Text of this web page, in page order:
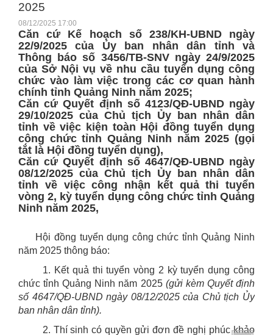
2025
08/12/2025 17:00
Căn cứ Kế hoạch số 238/KH-UBND ngày
22/9/2025 của Ủy ban nhân dân tỉnh và
Thông báo số 3456/TB-SNV ngày 24/9/2025
của Sở Nội vụ về nhu cầu tuyển dụng công
chức vào làm việc trong các cơ quan hành
chính tỉnh Quảng Ninh năm 2025;
Căn cứ Quyết định số 4123/QĐ-UBND ngày
29/10/2025 của Chủ tịch Ủy ban nhân dân
tỉnh về việc kiện toàn Hội đồng tuyển dụng
công chức tỉnh Quảng Ninh năm 2025 (gọi
tắt là Hội đồng tuyển dụng),
Căn cứ Quyết định số 4647/QĐ-UBND ngày
08/12/2025 của Chủ tịch Ủy ban nhân dân
tỉnh về việc công nhận kết quả thi tuyển
vòng 2, kỳ tuyển dụng công chức tỉnh Quảng
Ninh năm 2025,
Hội đồng tuyển dụng công chức tỉnh Quảng Ninh
năm 2025 thông báo:
1. Kết quả thi tuyển vòng 2 kỳ tuyển dụng công
chức tỉnh Quảng Ninh năm 2025 (gửi kèm Quyết định
số 4647/QĐ-UBND ngày 08/12/2025 của Chủ tịch Ủy
ban nhân dân tỉnh).
2. Thí sinh có quyền gửi đơn đề nghị phúc khảo